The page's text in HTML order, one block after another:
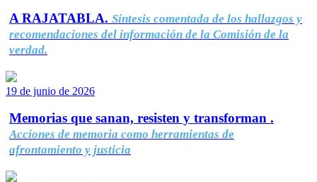
A RAJATABLA. Síntesis comentada de los hallazgos y
recomendaciones del información de la Comisión de la
verdad.
19 de junio de 2026
Memorias que sanan, resisten y transforman .
Acciones de memoria como herramientas de
afrontamiento y justicia